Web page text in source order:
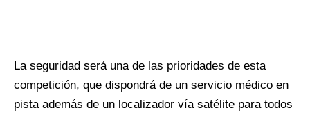
La seguridad será una de las prioridades de esta
competición, que dispondrá de un servicio médico en
pista además de un localizador vía satélite para todos